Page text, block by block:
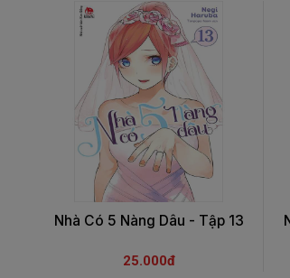
Nhà Có 5 Nàng Dâu - Tập 13
25.000đ